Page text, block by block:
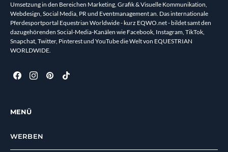
Umsetzung in den Bereichen Marketing, Grafik & Visuelle Kommunikation,
Webdesign, Social Media, PR und Eventmanagement an. Das internationale
Pferdesportportal Equestrian Worldwide - kurz EQWO.net - bildet samt den
dazugehörenden Social-Media-Kanälen wie Facebook, Instagram, TikTok,
Snapchat, Twitter, Pinterest und YouTube die Welt von EQUESTRIAN
WORLDWIDE.
MENÜ
WERBEN